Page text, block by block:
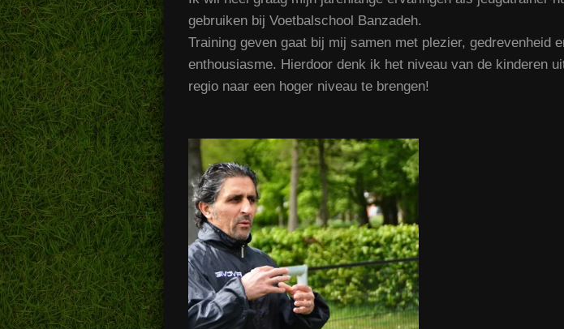
gebruiken bij Voetbalschool Banzadeh.
Training geven gaat bij mij samen met plezier, gedrevenheid
enthousiasme. Hierdoor denk ik het niveau van de kinderen
regio naar een hoger niveau te brengen!